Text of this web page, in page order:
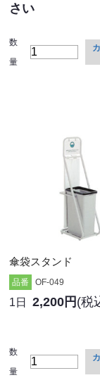
さい
数
量
傘袋スタンド
品番 OF-049
1日 2,200円 (税
数
量